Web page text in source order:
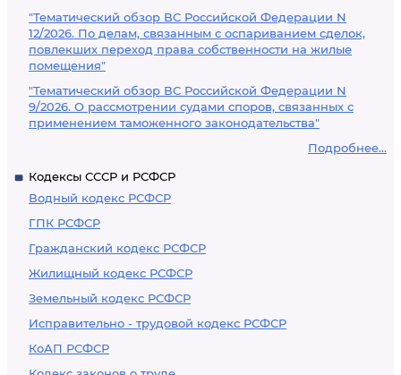
"Тематический обзор ВС Российской Федерации N
12/2026. По делам, связанным с оспариванием сделок,
повлекших переход права собственности на жилые
помещения"
"Тематический обзор ВС Российской Федерации N
9/2026. О рассмотрении судами споров, связанных с
применением таможенного законодательства"
Подробнее...
Кодексы СССР и РСФСР
Водный кодекс РСФСР
ГПК РСФСР
Гражданский кодекс РСФСР
Жилищный кодекс РСФСР
Земельный кодекс РСФСР
Исправительно - трудовой кодекс РСФСР
КоАП РСФСР